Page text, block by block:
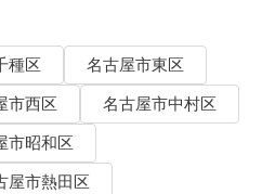
種区
名古屋市東区
市西区
名古屋市中村区
市昭和区
屋市熱田区